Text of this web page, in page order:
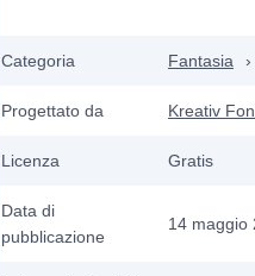
Categoria Fantasia ›
Progettato da Kreativ
Licenza Gratis
Data di
pubblicazione
14 maggio